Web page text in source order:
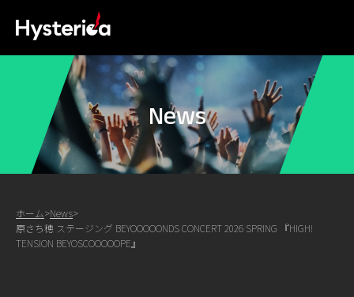
News
ホーム>News>
原さち穂 ステージング BEYOOOOONDS CONCERT 2026 SPRING 『HIGH!
TENSION BEYOSCOOOOOPE』